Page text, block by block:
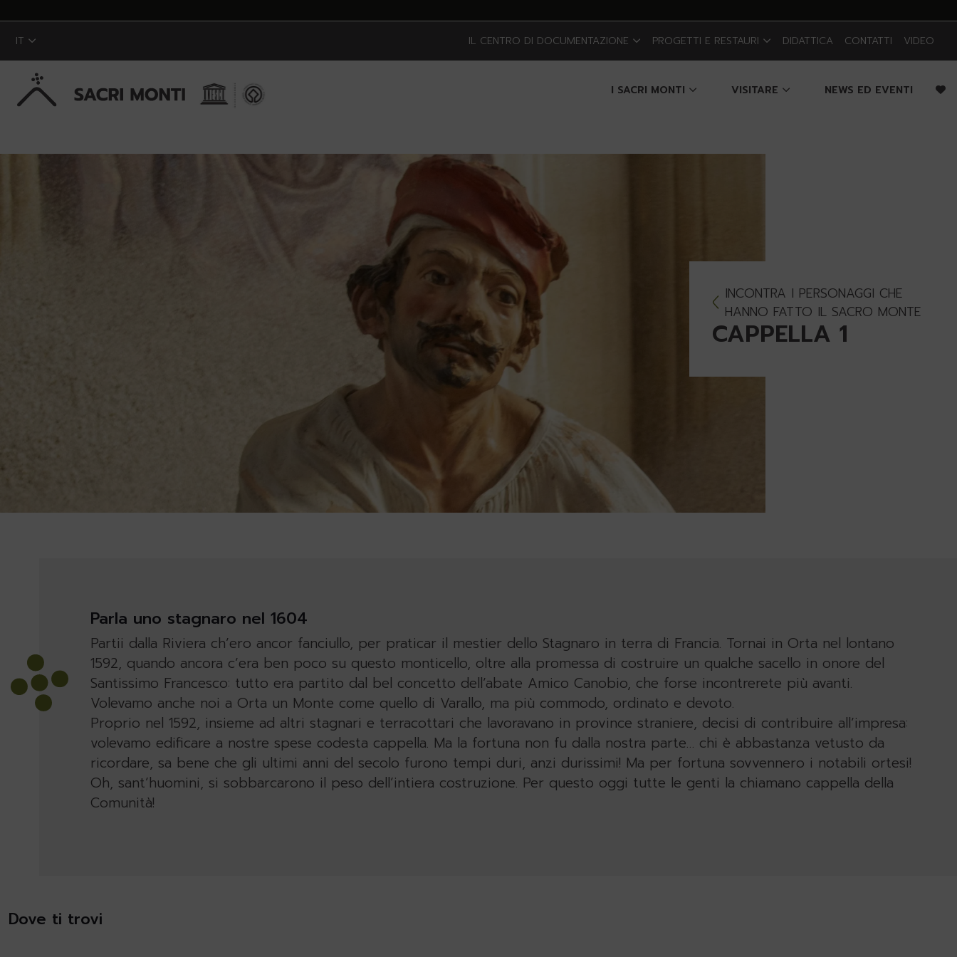
IT IL CENTRO DI DOCUMENTAZIONE PROGETTI E RESTAURI DIDATTICA CONTATTI VIDEO
I SACRI MONTI VISITARE NEWS ED EVENTI
INCONTRA I PERSONAGGI CHE
HANNO FATTO IL SACRO MONTE
CAPPELLA 1
Parla uno stagnaro nel 1604
Partii dalla Riviera ch’ero ancor fanciullo, per praticar il mestier dello Stagnaro in terra di Francia. Tornai in Orta nel lontano
1592, quando ancora c’era ben poco su questo monticello, oltre alla promessa di costruire un qualche sacello in onore del
Santissimo Francesco: tutto era partito dal bel concetto dell’abate Amico Canobio, che forse incontrerete più avanti.
Volevamo anche noi a Orta un Monte come quello di Varallo, ma più commodo, ordinato e devoto.
Proprio nel 1592, insieme ad altri stagnari e terracottari che lavoravano in province straniere, decisi di contribuire all’impresa:
volevamo edificare a nostre spese codesta cappella. Ma la fortuna non fu dalla nostra parte… chi è abbastanza vetusto da
ricordare, sa bene che gli ultimi anni del secolo furono tempi duri, anzi durissimi! Ma per fortuna sovvennero i notabili ortesi!
Oh, sant’huomini, si sobbarcarono il peso dell’intiera costruzione. Per questo oggi tutte le genti la chiamano cappella della
Comunità!
Dove ti trovi